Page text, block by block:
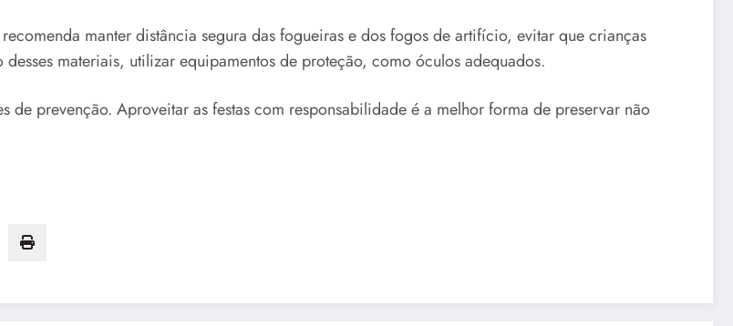
manter distância segura das fogueiras e dos fogos de artifício, evitar que crianças
materiais, utilizar equipamentos de proteção, como óculos adequados.
de prevenção. Aproveitar as festas com responsabilidade é a melhor forma de preservar não